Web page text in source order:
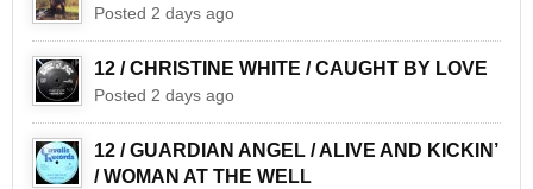
Posted 2 days ago
12 / CHRISTINE WHITE / CAUGHT BY LOVE
Posted 2 days ago
12 / GUARDIAN ANGEL / ALIVE AND KICKIN’
/ WOMAN AT THE WELL